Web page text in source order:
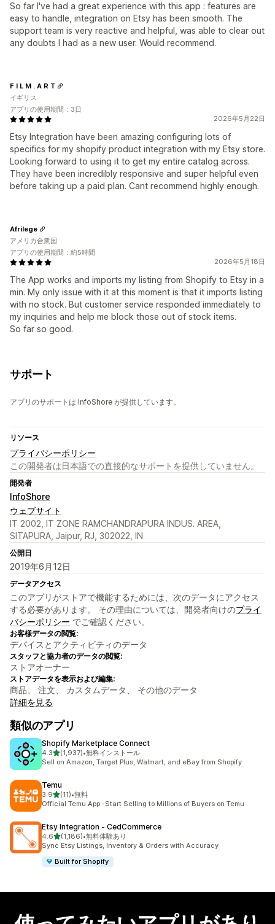
So far I've had a great experience with this app : features are
easy to handle, integration on Etsy has been smooth. The
support team is very reactive and helpful, was able to clear out
any doubts I had as a new user. Would recommend.
2026年5月22日
Etsy Integration have been amazing configuring lots of
specifics for my shopify product integration with my Etsy store.
Looking forward to using it to get my entire catalog across.
They have been incredibly responsive and super helpful even
before taking up a paid plan. Cant recommend highly enough.
F I L M . A R T
イギリス
アプリの使用期間：3日
2026年5月18日
The App works and imports my listing from Shopify to Etsy in a
min. My only issue with it at this moment is that it imports listing
with no stock. But customer service responded immediately to
my inquiries and help me block those out of stock items.
So far so good.
Afrilege
アメリカ合衆国
アプリの使用期間：約5時間
サポート
アプリのサポートは InfoShore が提供しています。
リソース
プライバシーポリシー
この開発者は日本語での直接的なサポートを提供していません。
開発者
InfoShore
ウェブサイト
IT 2002, IT ZONE RAMCHANDRAPURA INDUS. AREA,
SITAPURA, Jaipur, RJ, 302022, IN
公開日
2019年6月12日
データアクセス
このアプリがストアで機能するためには、次のデータにアクセス
する必要があります。 その理由については、開発者向けのプライ
バシーポリシー でご確認ください。
お客様データの閲覧:
デバイスとアクティビティのデータ
スタッフと協力者のデータの閲覧:
ストアオーナー
ストアデータを表示および編集:
商品、 注文、 カスタムデータ、 その他のデータ
詳細を見る
類似のアプリ
Shopify Marketplace Connect
4.35つ星中
(1,937)
合計レビュー数：1937件
•無料インストール
Sell on Amazon, Target Plus, Walmart, and eBay from Shopify
Temu
3.95つ星中
(11)
合計レビュー数：11件
•無料
Official Temu App -Start Selling to Millions of Buyers on Temu
Etsy Integration ‑ CedCommerce
4.65つ星中
(1,186)
合計レビュー数：1186件
•無料体験あり
Sync Etsy Listings, Inventory & Orders with Accuracy
Built for Shopify